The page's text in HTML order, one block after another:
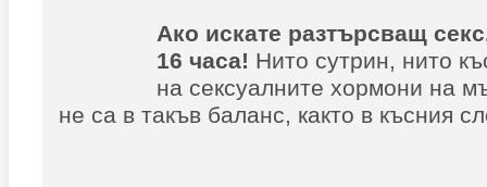
Ако искате разтърсващ
16 часа! Нито сутрин, нито
на сексуалните хормони на
не са в такъв баланс, както в късния